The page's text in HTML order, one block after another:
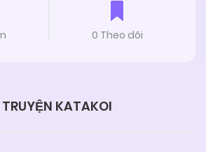
0 Theo dõi
KATAKOI